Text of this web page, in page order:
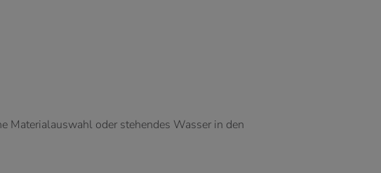
Materialauswahl oder stehendes Wasser in den